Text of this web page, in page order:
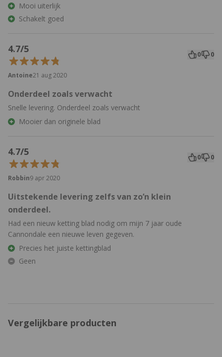
Mooi uiterlijk
Schakelt goed
4.7/5 0 0
Antoine21 aug 2020
Onderdeel zoals verwacht
Snelle levering. Onderdeel zoals verwacht
Mooier dan originele blad
4.7/5 0 0
Robbin9 apr 2020
Uitstekende levering zelfs van zo’n klein
onderdeel.
Had een nieuw ketting blad nodig om mijn 7 jaar oude
Cannondale een nieuwe leven gegeven.
Precies het juiste kettingblad
Geen
Vergelijkbare producten